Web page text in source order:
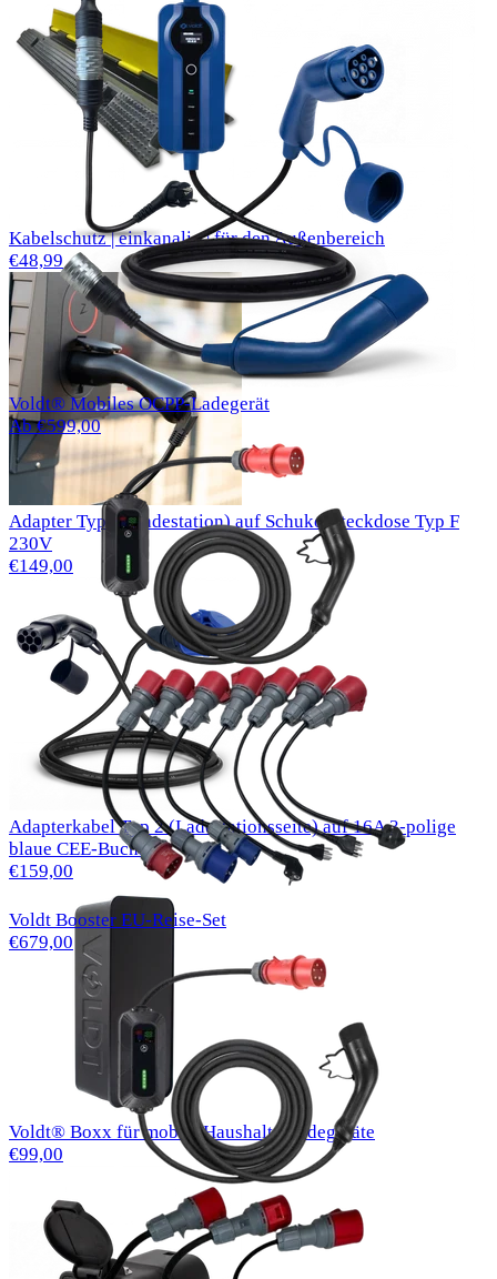
Kabelschutz | einkanalig | für den Außenbereich
€48,99
Adapter Typ 2 (Ladestation) auf Schuko-Steckdose Typ F
230V
€149,00
Adapterkabel Typ 2 (Ladestationsseite) auf 16A 3-polige
blaue CEE-Buchse
€159,00
Voldt® Boxx für mobile Haushalts-Ladegeräte
€99,00
Voldt® Mobiles OCPP-Ladegerät
Ab €599,00
Voldt Booster EU-Reise-Set
€679,00